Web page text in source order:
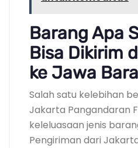
Barang Apa
Bisa Dikirim
ke Jawa
Salah satu kelebihan
Jakarta Pangandaran
keleluasaan jenis
Pengiriman dari